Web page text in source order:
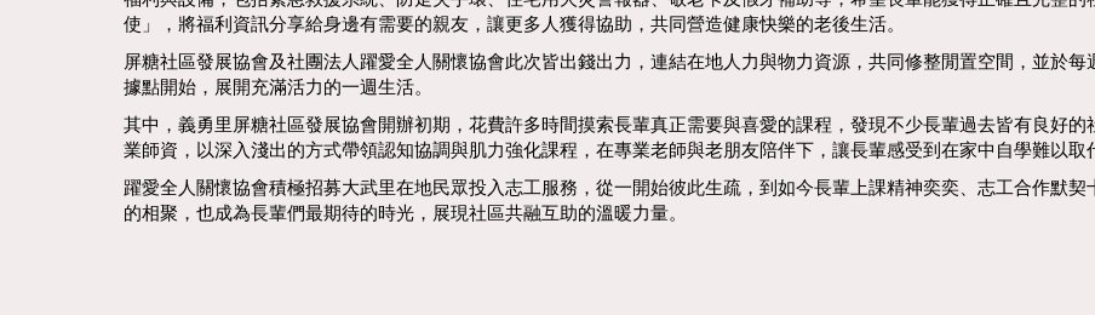
使」，將福利資訊分享給身邊有需要的親友，讓更多人獲得協助，共同營造健康快樂的老後生活。
屏糖社區發展協會及社團法人躍愛全人關懷協會此次皆出錢出力，連結在地人力與物力資源，共同修整閒置空間，並於
據點開始，展開充滿活力的一週生活。
其中，義勇里屏糖社區發展協會開辦初期，花費許多時間摸索長輩真正需要與喜愛的課程，發現不少長輩過去皆有良好
業師資，以深入淺出的方式帶領認知協調與肌力強化課程，在專業老師與老朋友陪伴下，讓長輩感受到在家中自學難以取
躍愛全人關懷協會積極招募大武里在地民眾投入志工服務，從一開始彼此生疏，到如今長輩上課精神奕奕、志工合作默
的相聚，也成為長輩們最期待的時光，展現社區共融互助的溫暖力量。